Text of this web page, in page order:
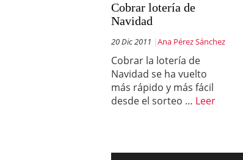
Cobrar lotería de
Navidad
20 Dic 2011 Ana Pérez Sánchez
Cobrar la lotería de
Navidad se ha vuelto
más rápido y más fácil
desde el sorteo … Leer